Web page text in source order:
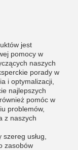
jest
pomocy w
naszych
porady w
i optymalizacji,
najlepszych
pomóc w
problemów,
z naszych
usług,
zasobów